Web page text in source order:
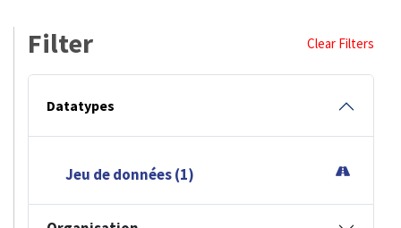
Filter Clear Filters
Datatypes
Jeu de données (1)